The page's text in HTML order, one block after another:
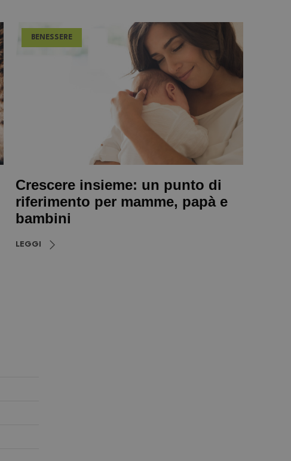
BENESSERE
Crescere insieme: un punto di
riferimento per mamme, papà e
bambini
LEGGI